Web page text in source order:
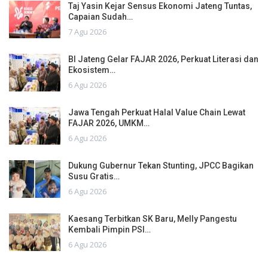
Taj Yasin Kejar Sensus Ekonomi Jateng Tuntas,
Capaian Sudah…
7 Agu 2026
BI Jateng Gelar FAJAR 2026, Perkuat Literasi dan
Ekosistem…
6 Agu 2026
Jawa Tengah Perkuat Halal Value Chain Lewat
FAJAR 2026, UMKM…
6 Agu 2026
Dukung Gubernur Tekan Stunting, JPCC Bagikan
Susu Gratis…
6 Agu 2026
Kaesang Terbitkan SK Baru, Melly Pangestu
Kembali Pimpin PSI…
6 Agu 2026